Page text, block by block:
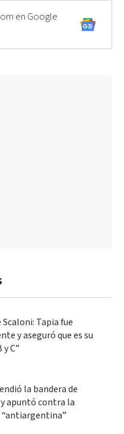
en Google
Tapia fue
y aseguró que es su
C”
la bandera de
apuntó contra la